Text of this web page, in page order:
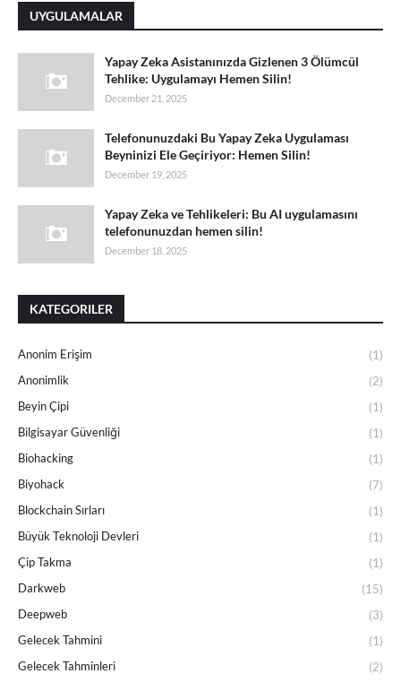
UYGULAMALAR
Yapay Zeka Asistanınızda Gizlenen 3 Ölümcül
Tehlike: Uygulamayı Hemen Silin!
December 21, 2025
Telefonunuzdaki Bu Yapay Zeka Uygulaması
Beyninizi Ele Geçiriyor: Hemen Silin!
December 19, 2025
Yapay Zeka ve Tehlikeleri: Bu AI uygulamasını
telefonunuzdan hemen silin!
December 18, 2025
KATEGORILER
Anonim Erişim
(1)
Anonimlik
(2)
Beyin Çipi
(1)
Bilgisayar Güvenliği
(1)
Biohacking
(1)
Biyohack
(7)
Blockchain Sırları
(1)
Büyük Teknoloji Devleri
(1)
Çip Takma
(1)
Darkweb
(15)
Deepweb
(3)
Gelecek Tahmini
(1)
Gelecek Tahminleri
(2)